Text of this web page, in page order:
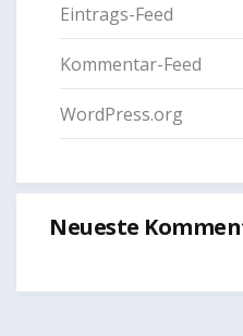
Eintrags-Feed
Kommentar-Feed
WordPress.org
Neueste